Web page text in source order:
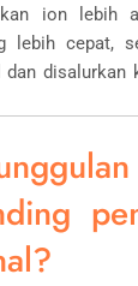
ion lebih
lebih cepat,
dan disalurkan